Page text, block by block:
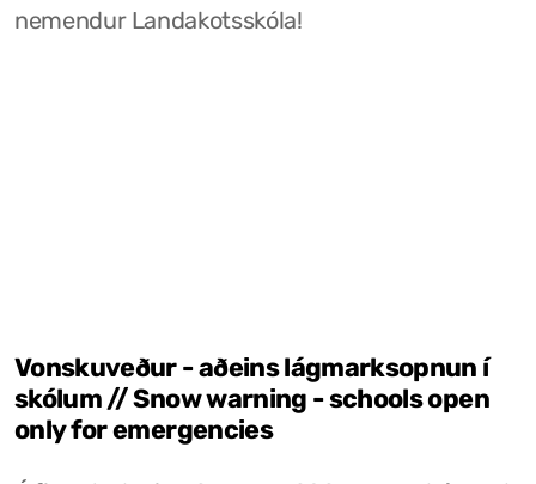
nemendur Landakotsskóla!
Vonskuveður - aðeins lágmarksopnun í
skólum // Snow warning - schools open
only for emergencies